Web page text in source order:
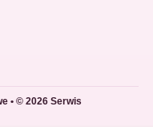
• © 2026 Serwis